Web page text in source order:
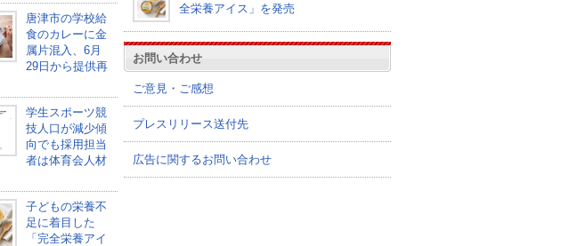
唐津市の学校給
食のカレーに金
属片混入、6月
29日から提供再
学生スポーツ競
技人口が減少傾
向でも採用担当
者は体育会人材
子どもの栄養不
足に着目した
「完全栄養アイ
全栄養アイス」を発売
お問い合わせ
ご意見・ご感想
プレスリリース送付先
広告に関するお問い合わせ